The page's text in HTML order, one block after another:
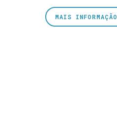
MAIS INFORMAÇÃO